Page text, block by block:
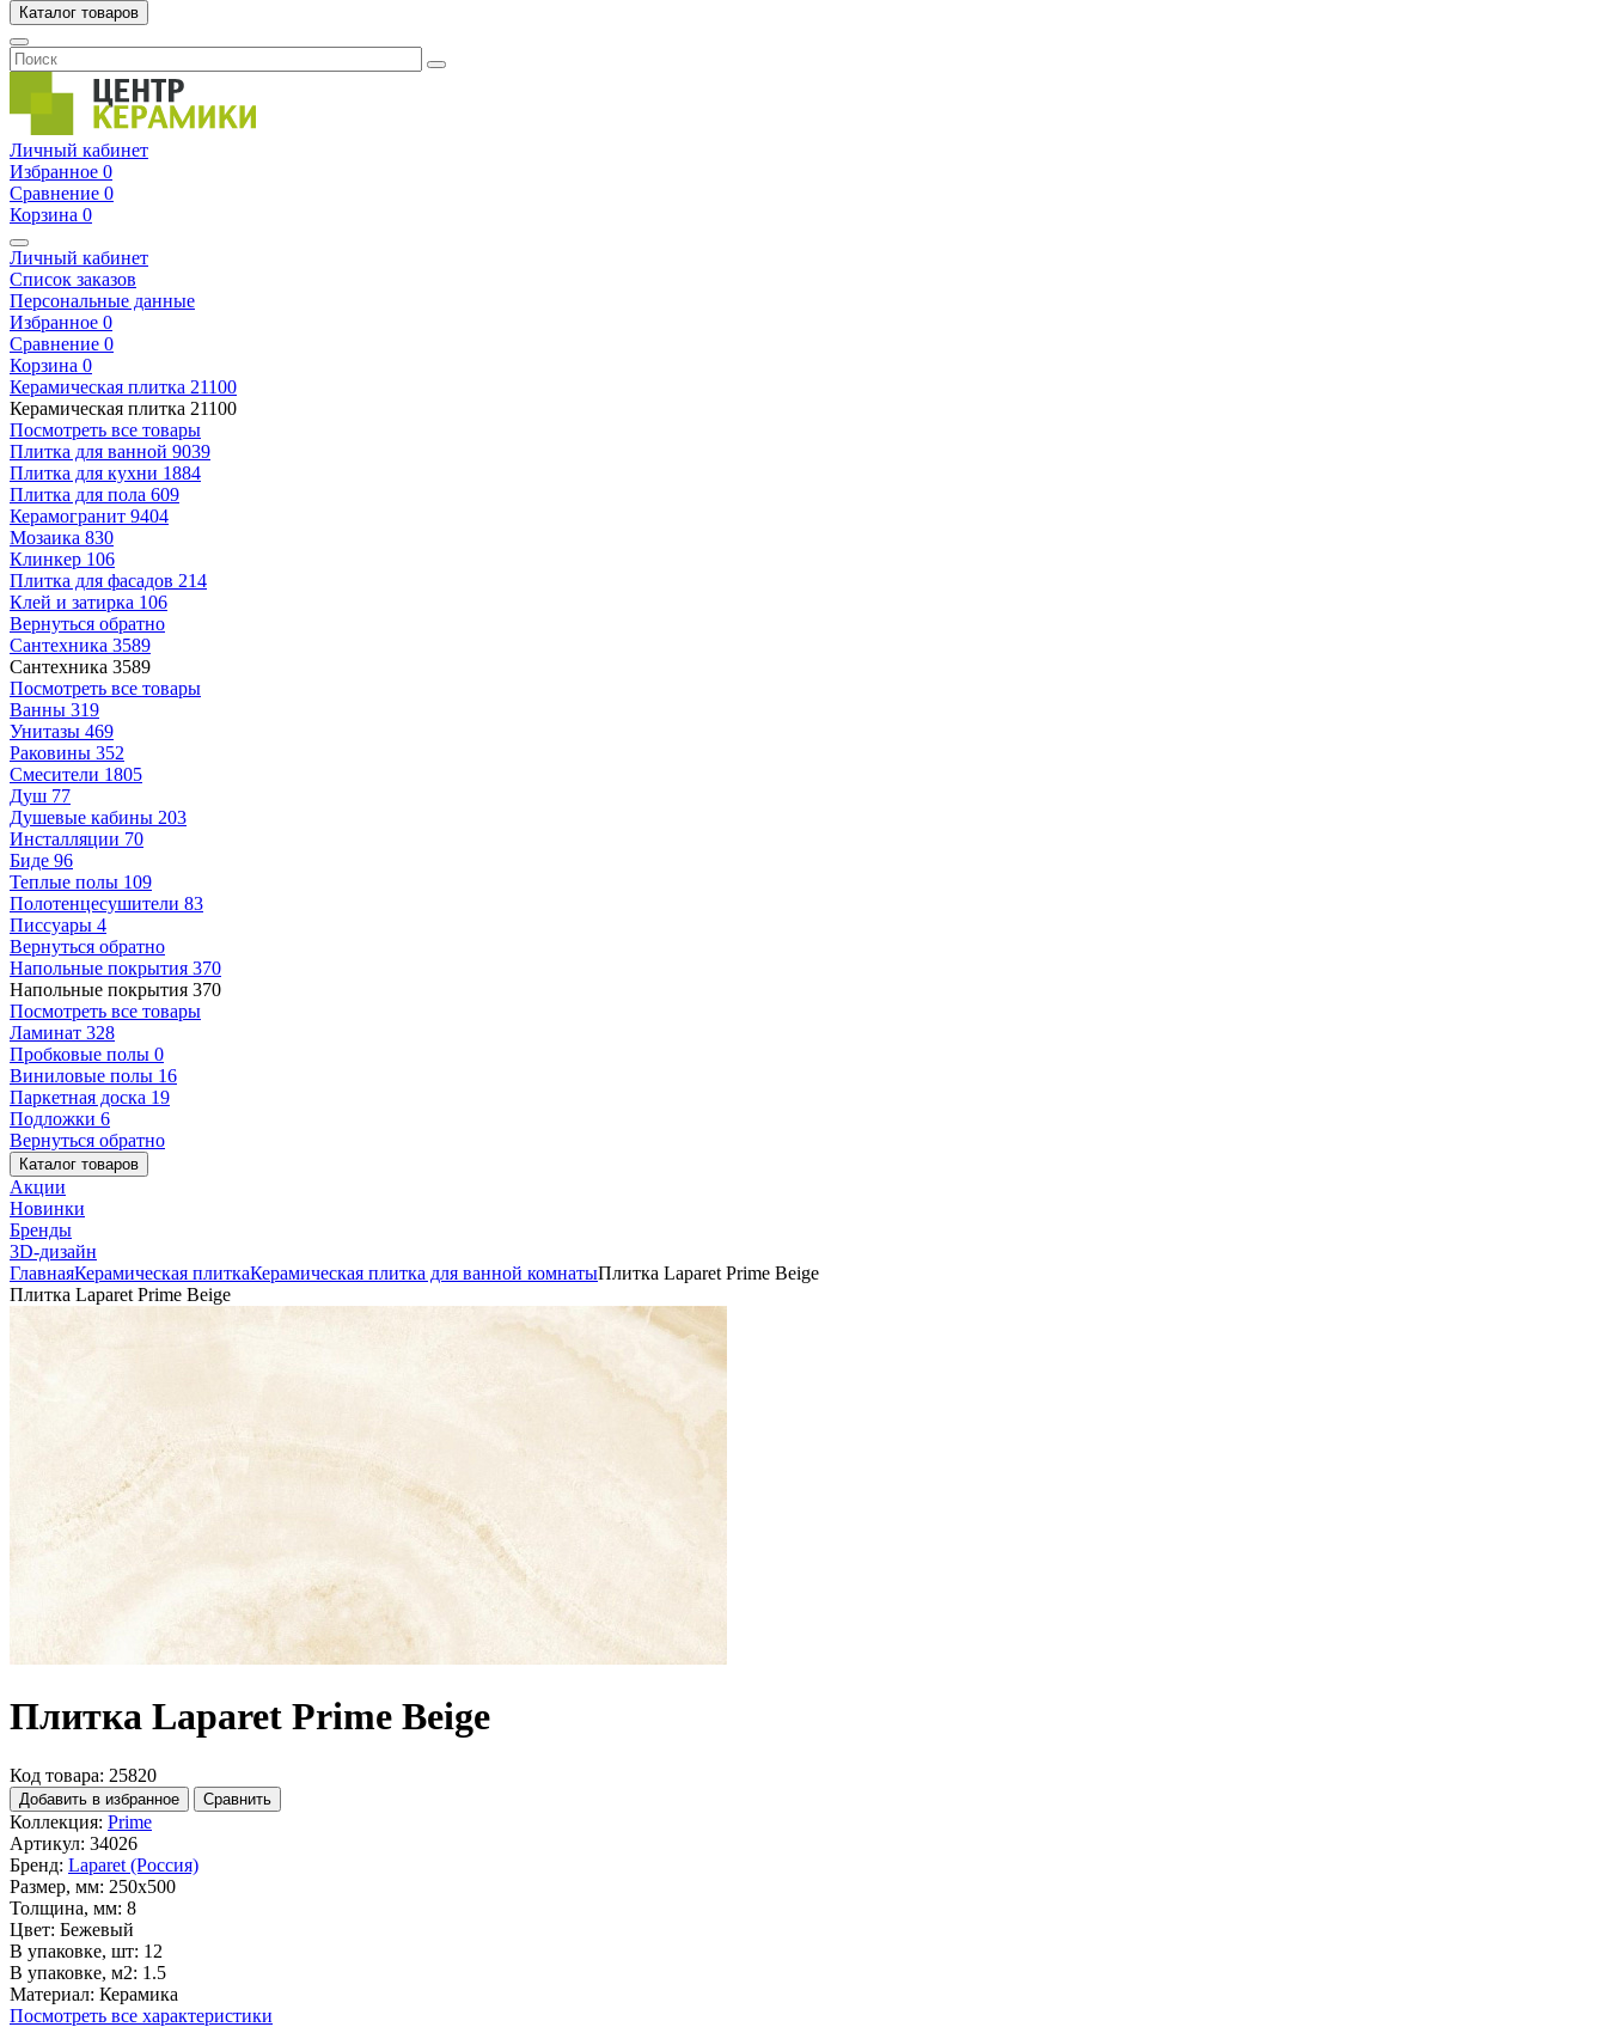
Каталог товаров
Личный кабинет
Избранное 0
Сравнение 0
Корзина 0
Личный кабинет
Список заказов
Персональные данные
Избранное 0
Сравнение 0
Корзина 0
Керамическая плитка 21100
Керамическая плитка 21100
Посмотреть все товары
Плитка для ванной 9039
Плитка для кухни 1884
Плитка для пола 609
Керамогранит 9404
Мозаика 830
Клинкер 106
Плитка для фасадов 214
Клей и затирка 106
Вернуться обратно
Сантехника 3589
Сантехника 3589
Посмотреть все товары
Ванны 319
Унитазы 469
Раковины 352
Смесители 1805
Душ 77
Душевые кабины 203
Инсталляции 70
Биде 96
Теплые полы 109
Полотенцесушители 83
Писсуары 4
Вернуться обратно
Напольные покрытия 370
Напольные покрытия 370
Посмотреть все товары
Ламинат 328
Пробковые полы 0
Виниловые полы 16
Паркетная доска 19
Подложки 6
Вернуться обратно
Каталог товаров
Акции
Новинки
Бренды
3D-дизайн
ГлавнаяКерамическая плиткаКерамическая плитка для ванной комнатыПлитка Laparet Prime Beige
Плитка Laparet Prime Beige
Плитка Laparet Prime Beige
Код товара: 25820
Добавить в избранное Сравнить
Коллекция: Prime
Артикул: 34026
Бренд: Laparet (Россия)
Размер, мм: 250x500
Толщина, мм: 8
Цвет: Бежевый
В упаковке, шт: 12
В упаковке, м2: 1.5
Материал: Керамика
Посмотреть все характеристики